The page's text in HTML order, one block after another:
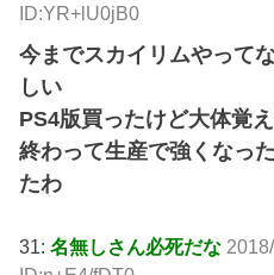
ID:YR+lU0jB0
今までスカイリムやって
しい
PS4版買ったけど大体覚
終わって生産で強くなっ
たわ
31:名無しさん必死だな